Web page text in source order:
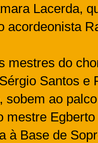
Lacerda,
acordeonista
mestres do
Santos e
sobem ao
mestre
à Base de